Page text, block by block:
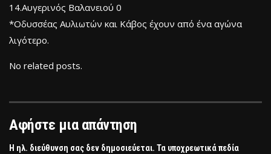
14.Αυγερινός Βαλανειού 0
*Οδυσσέας Αυλιωτών και Κάβος έχουν από ένα αγώνα
λιγότερο.
No related posts.
Αφήστε μια απάντηση
Η ηλ. διεύθυνση σας δεν δημοσιεύεται. Τα υποχρεωτικά πεδία